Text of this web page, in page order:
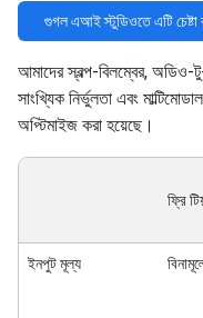
গুগল এআই স্টুডিওতে এটি চেষ্টা
আমাদের স্বল্প-বিলম্বের,
সাংখ্যিক নির্ভুলতা এবং
অপ্টিমাইজ করা হয়েছে।
ফ্রি
ইনপুট মূল্য